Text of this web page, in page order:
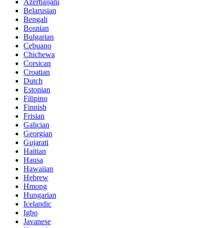
Belarusian
Bengali
Bosnian
Bulgarian
Cebuano
Chichewa
Corsican
Croatian
Dutch
Estonian
Filipino
Finnish
Frisian
Galician
Georgian
Gujarati
Haitian
Hausa
Hawaiian
Hebrew
Hmong
Hungarian
Icelandic
Igbo
Javanese